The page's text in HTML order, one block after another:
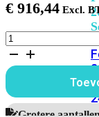
€ 916,44
FortiGateRugged-
70G
Jaar
FortiAnalyzer
Cloud
aantalGrotere